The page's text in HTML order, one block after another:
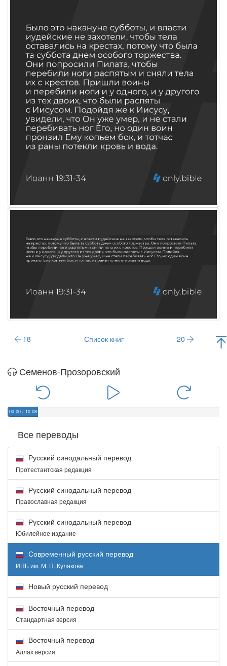
18 Список книг 20
Семенов-Прозоровский
00:00 / 10:08
Все переводы
Русский синодальный перевод
Протестантская редакция
Русский синодальный перевод
Православная редакция
Русский синодальный перевод
Юбилейное издание
Современный русский перевод
ИПБ им. М. П. Кулакова
Новый русский перевод
Восточный перевод
Стандартная версия
Восточный перевод
Аллах версия